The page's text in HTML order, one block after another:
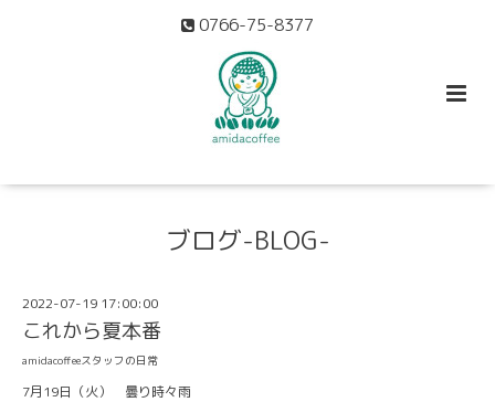
0766-75-8377
ブログ-BLOG-
2022-07-19 17:00:00
これから夏本番
amidacoffeeスタッフの日常
7月19日（火） 曇り時々雨